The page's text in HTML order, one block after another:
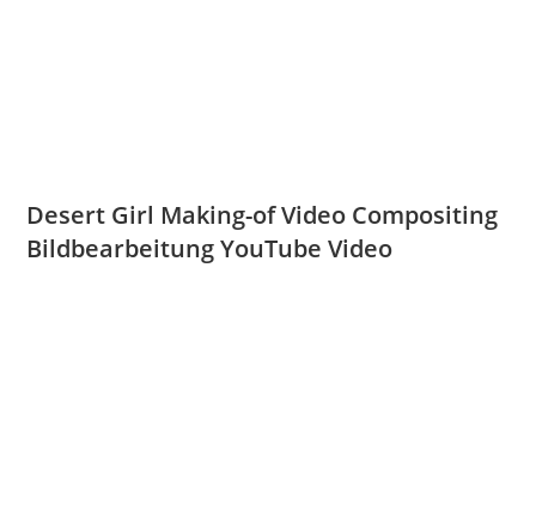
Desert Girl Making-of Video Compositing
Bildbearbeitung YouTube Video